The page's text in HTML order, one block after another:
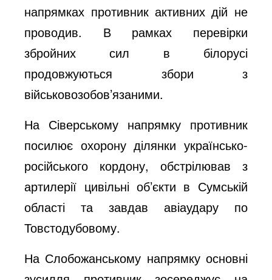
напрямках противник активних дій не
проводив. В рамках перевірки
збройних сил в білорусі
продовжуються збори з
військовозобов’язаними.
На Сіверському напрямку противник
посилює охорону ділянки українсько-
російського кордону, обстрілював з
артилерії цивільні об’єкти в Сумській
області та завдав авіаудару по
Товстодубовому.
На Слобожанському напрямку основні